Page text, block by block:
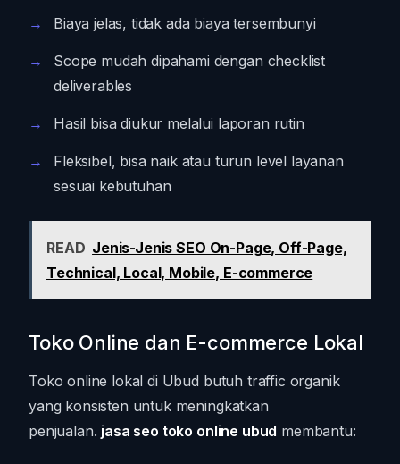
Biaya jelas, tidak ada biaya tersembunyi
Scope mudah dipahami dengan checklist
deliverables
Hasil bisa diukur melalui laporan rutin
Fleksibel, bisa naik atau turun level layanan
sesuai kebutuhan
READ Jenis-Jenis SEO On-Page, Off-Page,
Technical, Local, Mobile, E-commerce
Toko Online dan E-commerce Lokal
Toko online lokal di Ubud butuh traffic organik
yang konsisten untuk meningkatkan
penjualan. jasa seo toko online ubud membantu: